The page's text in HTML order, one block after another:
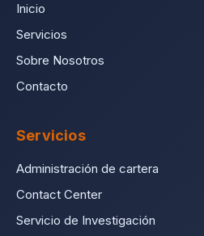
Inicio
Servicios
Sobre Nosotros
Contacto
Servicios
Administración de cartera
Contact Center
Servicio de Investigación